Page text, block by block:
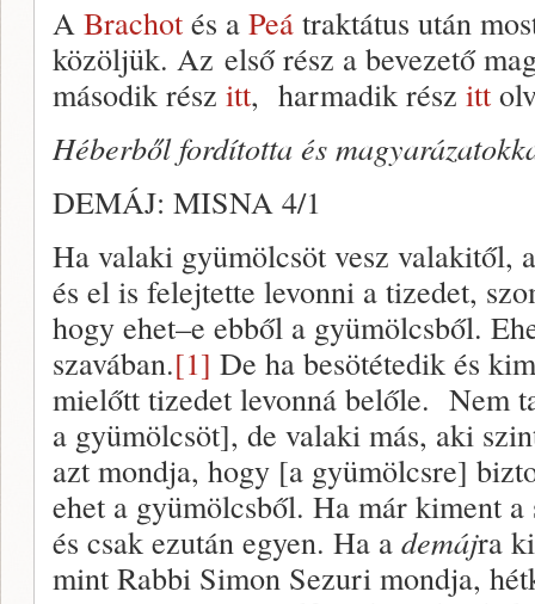
A Brachot és a Peá traktátus után
közöljük. Az első rész a bevezető
második rész itt, harmadik rész itt
Héberből fordította és
DEMÁJ: MISNA 4/1
Ha valaki gyümölcsöt vesz valakitől,
és el is felejtette levonni a tizedet,
hogy ehet–e ebből a gyümölcsből.
szavában.[1] De ha besötétedik és
mielőtt tizedet levonná belőle. Nem
a gyümölcsöt], de valaki más, aki
azt mondja, hogy [a gyümölcsre]
ehet a gyümölcsből. Ha már kiment
és csak ezután egyen. Ha a demájra
mint Rabbi Simon Sezuri mondja,